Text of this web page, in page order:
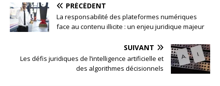
PRÉCÉDENT
La responsabilité des plateformes numériques
face au contenu illicite : un enjeu juridique majeur
SUIVANT
Les défis juridiques de l’intelligence artificielle et
des algorithmes décisionnels